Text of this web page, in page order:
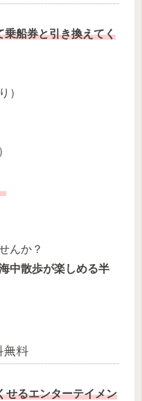
乗船券と引き換えてく
）
んか？
中散歩が楽しめる半
料
せるエンターテイメン